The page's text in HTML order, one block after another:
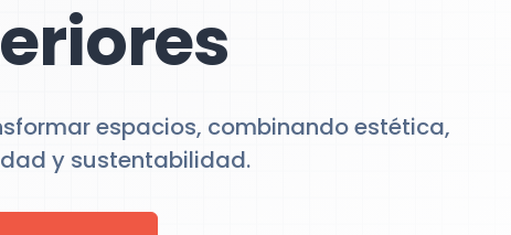
espacios, combinando estética,
y sustentabilidad.